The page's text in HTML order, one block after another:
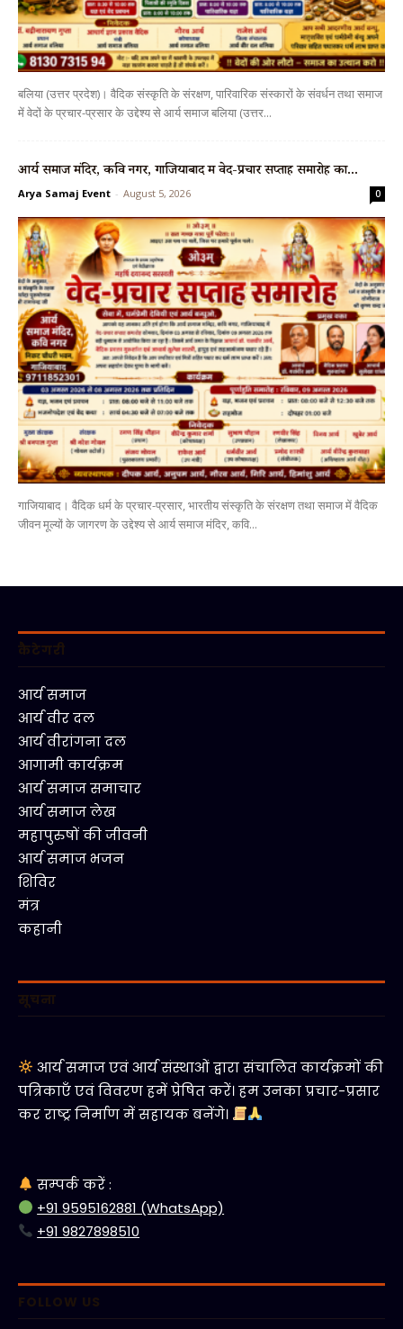
बलिया (उत्तर प्रदेश)। वैदिक संस्कृति के संरक्षण, पारिवारिक संस्कारों के संवर्धन तथा समाज
में वेदों के प्रचार-प्रसार के उद्देश्य से आर्य समाज बलिया (उत्तर...
आर्य समाज मंदिर, कवि नगर, गाजियाबाद में वेद-प्रचार सप्ताह समारोह का...
Arya Samaj Event - August 5, 2026 0
गाजियाबाद। वैदिक धर्म के प्रचार-प्रसार, भारतीय संस्कृति के संरक्षण तथा समाज में वैदिक
जीवन मूल्यों के जागरण के उद्देश्य से आर्य समाज मंदिर, कवि...
कैटेगरी
आर्य समाज
आर्य वीर दल
आर्य वीरांगना दल
आगामी कार्यक्रम
आर्य समाज समाचार
आर्य समाज लेख
महापुरुषों की जीवनी
आर्य समाज भजन
शिविर
मंत्र
कहानी
सूचना
आर्य समाज एवं आर्य संस्थाओं द्वारा संचालित कार्यक्रमों की
पत्रिकाएँ एवं विवरण हमें प्रेषित करें। हम उनका प्रचार-प्रसार
कर राष्ट्र निर्माण में सहायक बनेंगे।
सम्पर्क करें :
+91 9595162881 (WhatsApp)
+91 9827898510
FOLLOW US